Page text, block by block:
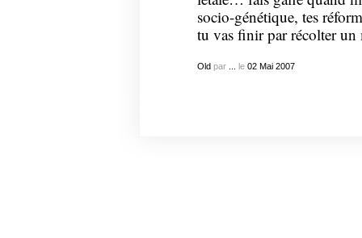
socio-génétique, tes
tu vas finir par récolter
Old par le 02 Mai 2007